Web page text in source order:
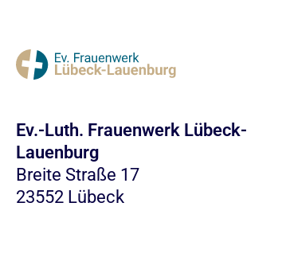
Ev.-Luth. Frauenwerk Lübeck-
Lauenburg
Breite Straße 17
23552 Lübeck